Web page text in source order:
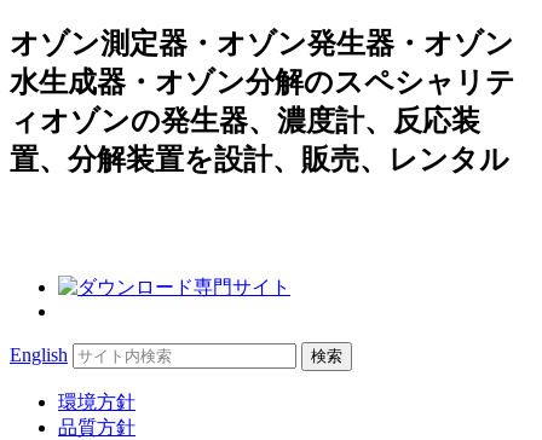
オゾン測定器・オゾン発生器・オゾン
水生成器・オゾン分解のスペシャリテ
ィオゾンの発生器、濃度計、反応装
置、分解装置を設計、販売、レンタル
English Search
for:
環境方針
品質方針